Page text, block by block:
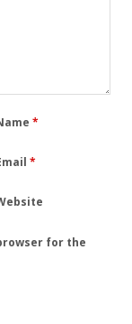
*
*
for the